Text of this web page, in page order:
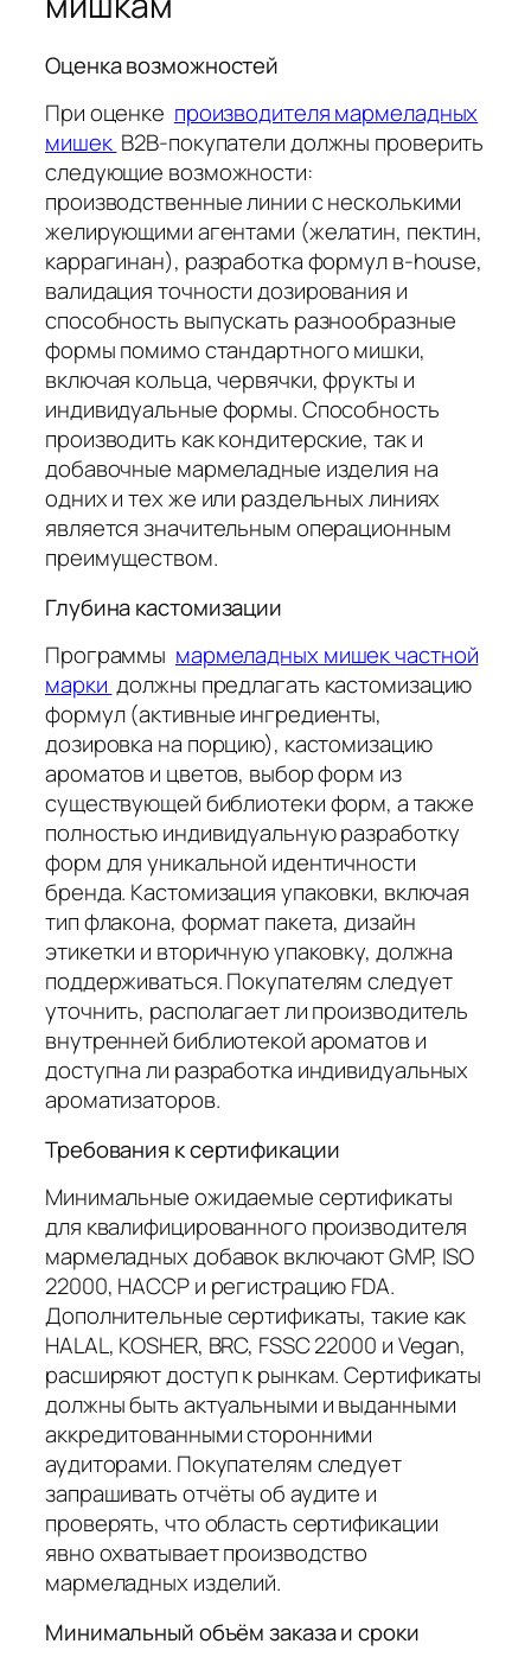
Оценка возможностей
При оценке производителя мармеладных
мишек B2B-покупатели должны проверить
следующие возможности:
производственные линии с несколькими
желирующими агентами (желатин, пектин,
каррагинан), разработка формул в-house,
валидация точности дозирования и
способность выпускать разнообразные
формы помимо стандартного мишки,
включая кольца, червячки, фрукты и
индивидуальные формы. Способность
производить как кондитерские, так и
добавочные мармеладные изделия на
одних и тех же или раздельных линиях
является значительным операционным
преимуществом.
Глубина кастомизации
Программы мармеладных мишек частной
марки должны предлагать кастомизацию
формул (активные ингредиенты,
дозировка на порцию), кастомизацию
ароматов и цветов, выбор форм из
существующей библиотеки форм, а также
полностью индивидуальную разработку
форм для уникальной идентичности
бренда. Кастомизация упаковки, включая
тип флакона, формат пакета, дизайн
этикетки и вторичную упаковку, должна
поддерживаться. Покупателям следует
уточнить, располагает ли производитель
внутренней библиотекой ароматов и
доступна ли разработка индивидуальных
ароматизаторов.
Требования к сертификации
Минимальные ожидаемые сертификаты
для квалифицированного производителя
мармеладных добавок включают GMP, ISO
22000, HACCP и регистрацию FDA.
Дополнительные сертификаты, такие как
HALAL, KOSHER, BRC, FSSC 22000 и Vegan,
расширяют доступ к рынкам. Сертификаты
должны быть актуальными и выданными
аккредитованными сторонними
аудиторами. Покупателям следует
запрашивать отчёты об аудите и
проверять, что область сертификации
явно охватывает производство
мармеладных изделий.
Минимальный объём заказа и сроки